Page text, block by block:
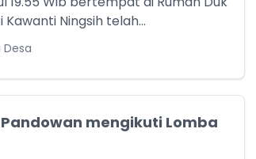
Ningsih telah...
Desa
mengikuti Lomba